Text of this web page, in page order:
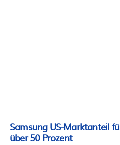
Samsung US-Marktanteil
über 50 Prozent